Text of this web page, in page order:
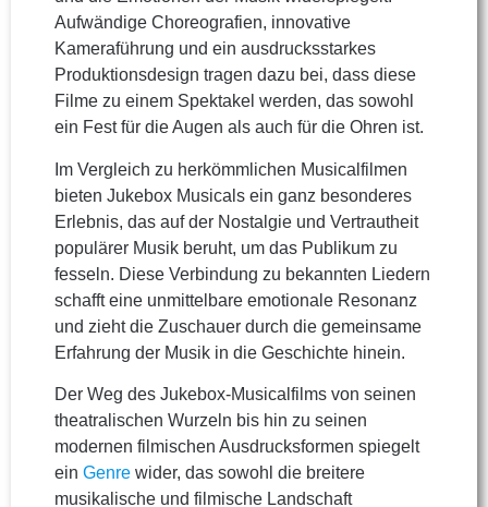
Aufwändige Choreografien, innovative
Kameraführung und ein ausdrucksstarkes
Produktionsdesign tragen dazu bei, dass diese
Filme zu einem Spektakel werden, das sowohl
ein Fest für die Augen als auch für die Ohren ist.
Im Vergleich zu herkömmlichen Musicalfilmen
bieten Jukebox Musicals ein ganz besonderes
Erlebnis, das auf der Nostalgie und Vertrautheit
populärer Musik beruht, um das Publikum zu
fesseln. Diese Verbindung zu bekannten Liedern
schafft eine unmittelbare emotionale Resonanz
und zieht die Zuschauer durch die gemeinsame
Erfahrung der Musik in die Geschichte hinein.
Der Weg des Jukebox-Musicalfilms von seinen
theatralischen Wurzeln bis hin zu seinen
modernen filmischen Ausdrucksformen spiegelt
ein Genre wider, das sowohl die breitere
musikalische und filmische Landschaft